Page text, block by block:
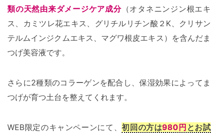
類の天然由来ダメージケア成分（オタネニンジン根エキ
ス、カミツレ花エキス、グリチルリチン酸２K、クリサン
テルムインジクムエキス、マグワ根皮エキス）を含んだま
つげ美容液です。
さらに2種類のコラーゲンを配合し、保湿効果によってま
つげが育つ土台を整えてくれます。
WEB限定のキャンペーンにて、初回の方は980円 とお試